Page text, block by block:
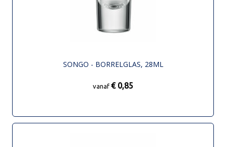
SONGO - BORRELGLAS, 28ML
vanaf € 0,85